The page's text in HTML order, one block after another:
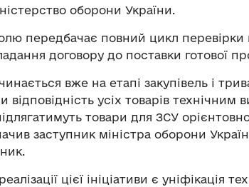
оборони України.
передбачає повний цикл перевірки
договору до поставки готової
вже на етапі закупівель і
відповідність усіх товарів
товари для ЗСУ
заступник міністра оборони
цієї ініціативи є уніфікація